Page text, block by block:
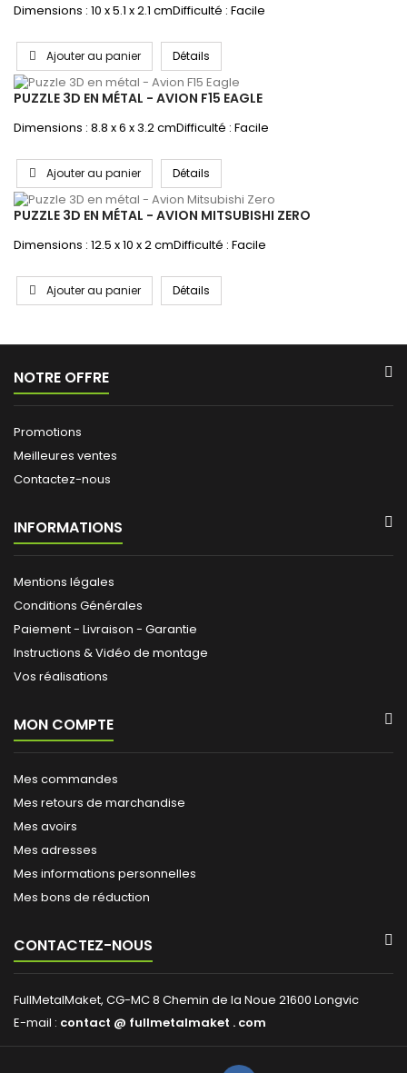
Dimensions : 10 x 5.1 x 2.1 cmDifficulté : Facile
Ajouter au panier Détails
PUZZLE 3D EN MÉTAL - AVION F15 EAGLE
Dimensions : 8.8 x 6 x 3.2 cmDifficulté : Facile
Ajouter au panier Détails
PUZZLE 3D EN MÉTAL - AVION MITSUBISHI ZERO
Dimensions : 12.5 x 10 x 2 cmDifficulté : Facile
Ajouter au panier Détails
NOTRE OFFRE
Promotions
Meilleures ventes
Contactez-nous
INFORMATIONS
Mentions légales
Conditions Générales
Paiement - Livraison - Garantie
Instructions & Vidéo de montage
Vos réalisations
MON COMPTE
Mes commandes
Mes retours de marchandise
Mes avoirs
Mes adresses
Mes informations personnelles
Mes bons de réduction
CONTACTEZ-NOUS
FullMetalMaket, CG-MC 8 Chemin de la Noue 21600 Longvic
E-mail : contact @ fullmetalmaket . com